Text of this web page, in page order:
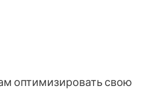
оптимизировать свою